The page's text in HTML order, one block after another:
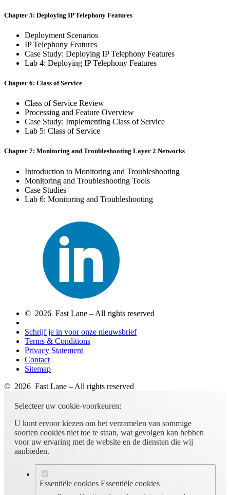
Chapter 5: Deploying IP Telephony Features
Deployment Scenarios
IP Telephony Features
Case Study: Deploying IP Telephony Features
Lab 4: Deploying IP Telephony Features
Chapter 6: Class of Service
Class of Service Review
Processing and Feature Overview
Case Study: Implementing Class of Service
Lab 5: Class of Service
Chapter 7: Monitoring and Troubleshooting Layer 2 Networks
Introduction to Monitoring and Troubleshooting
Monitoring and Troubleshooting Tools
Case Studies
Lab 6: Monitoring and Troubleshooting
© 2026 Fast Lane – All rights reserved
Schrijf je in voor onze nieuwsbrief
Terms & Conditions
Privacy Statement
Contact
Sitemap
© 2026 Fast Lane – All rights reserved
Selecteer uw cookie-voorkeuren:
U kunt ervoor kiezen om het verzamelen van sommige
soorten cookies niet toe te staan, wat gevolgen kan hebben
voor uw ervaring met de website en de diensten die wij
aanbieden.
Essentiële cookies Essentiële cookies